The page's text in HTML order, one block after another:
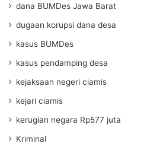
dana BUMDes Jawa Barat
dugaan korupsi dana desa
kasus BUMDes
kasus pendamping desa
kejaksaan negeri ciamis
kejari ciamis
kerugian negara Rp577 juta
Kriminal